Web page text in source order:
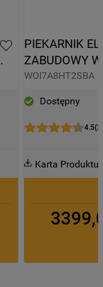
PIEKARNIK
ZABUDOWY
CZARNY,
WOI7A8HT2SBA
Dostępny
4.5(2
Karta Produktu